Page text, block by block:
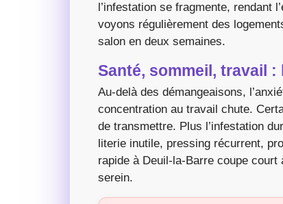
l’infestation se fragmente, rendant
voyons régulièrement des
salon en deux semaines.
Santé, sommeil, travail
Au-delà des démangeaisons,
concentration au travail chute.
de transmettre. Plus l’infestation
literie inutile, pressing récurrent,
rapide à Deuil-la-Barre coupe
serein.